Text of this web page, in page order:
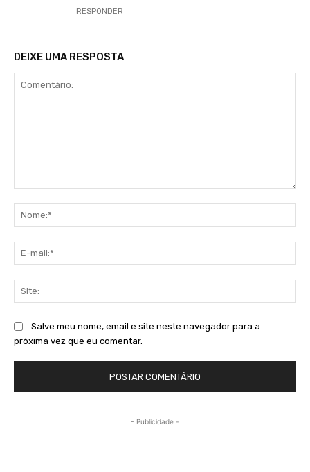
RESPONDER
DEIXE UMA RESPOSTA
Salve meu nome, email e site neste navegador para a
próxima vez que eu comentar.
- Publicidade -